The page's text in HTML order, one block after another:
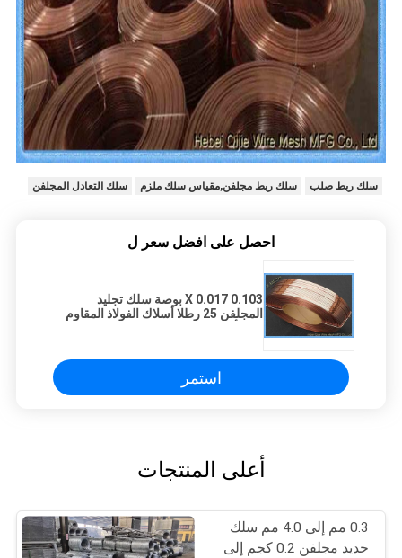
سلك ربط صلب سلك ربط مجلفن,مقياس سلك ملزم سلك التعادل المجلفن
احصل على افضل سعر ل
0.103 X 0.017 بوصة سلك تجليد
المجلفن 25 رطلا أسلاك الفولاذ المقاوم
استمر
أعلى المنتجات
0.3 مم إلى 4.0 مم سلك
حديد مجلفن 0.2 كجم إلى